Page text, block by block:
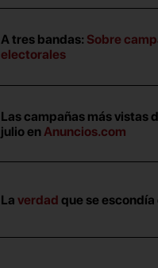
A tres bandas: Sobre
electorales
Las campañas más vistas
julio en Anuncios.com
Laverdad que se escondía